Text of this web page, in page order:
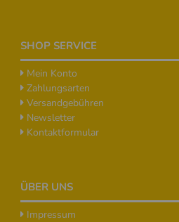
SHOP SERVICE
Mein Konto
Zahlungsarten
Versandgebühren
Newsletter
Kontaktformular
ÜBER UNS
Impressum